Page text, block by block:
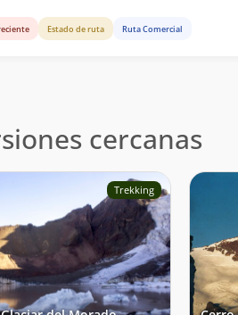
Estado de ruta Ruta Comercial
cercanas
Trekking